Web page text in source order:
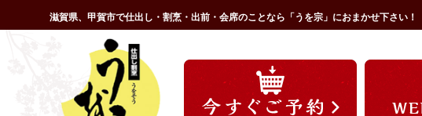
ン
滋賀県、甲賀市で仕出し・割烹・出前・会席のことなら「うを宗」におまかせ下さい！
HOME うを宗のこだわり